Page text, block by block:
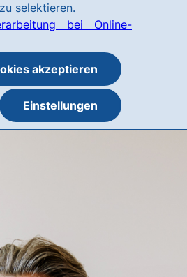
selektieren.
bei Online-
akzeptieren
Einstellungen